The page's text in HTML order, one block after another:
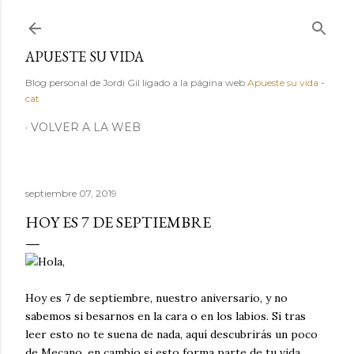
APUESTE SU VIDA
Blog personal de Jordi Gil ligado a la página web Apueste su vida -
cat
VOLVER A LA WEB
septiembre 07, 2019
HOY ES 7 DE SEPTIEMBRE
Hola,
Hoy es 7 de septiembre, nuestro aniversario, y no
sabemos si besarnos en la cara o en los labios. Si tras
leer esto no te suena de nada, aquí descubrirás un poco